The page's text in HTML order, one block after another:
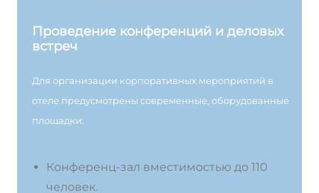
Проведение конференций и деловых
встреч
Для организации корпоративных мероприятий в
отеле предусмотрены современные, оборудованные
площадки:
Конференц-зал вместимостью до 110
человек.